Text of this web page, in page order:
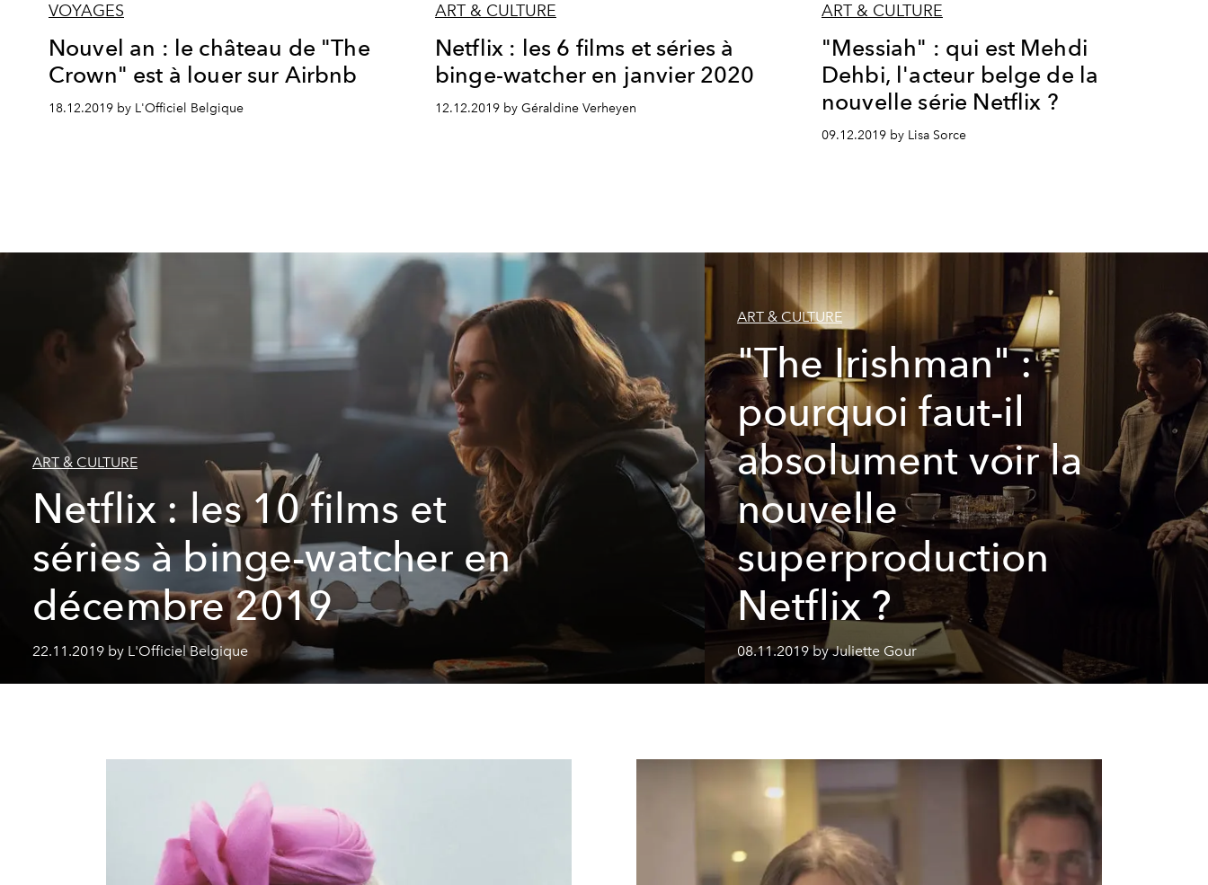
VOYAGES
Nouvel an : le château de "The
Crown" est à louer sur Airbnb
18.12.2019 by L'Officiel Belgique
ART & CULTURE
Netflix : les 6 films et séries à
binge-watcher en janvier 2020
12.12.2019 by Géraldine Verheyen
ART & CULTURE
"Messiah" : qui est Mehdi
Dehbi, l'acteur belge de la
nouvelle série Netflix ?
09.12.2019 by Lisa Sorce
ART & CULTURE
Netflix : les 10 films et
séries à binge-watcher en
décembre 2019
22.11.2019 by L'Officiel Belgique
ART & CULTURE
"The Irishman" :
pourquoi faut-il
absolument voir la
nouvelle
superproduction
Netflix ?
08.11.2019 by Juliette Gour